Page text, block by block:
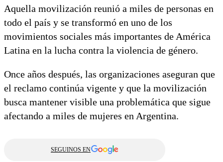
Aquella movilización reunió a miles de personas en
todo el país y se transformó en uno de los
movimientos sociales más importantes de América
Latina en la lucha contra la violencia de género.
Once años después, las organizaciones aseguran que
el reclamo continúa vigente y que la movilización
busca mantener visible una problemática que sigue
afectando a miles de mujeres en Argentina.
SEGUINOS EN